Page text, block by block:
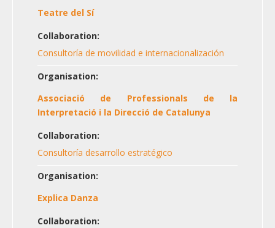
Teatre del Sí
Collaboration:
Consultoría de movilidad e internacionalización
Organisation:
Associació de Professionals de la
Interpretació i la Direcció de Catalunya
Collaboration:
Consultoría desarrollo estratégico
Organisation:
Explica Danza
Collaboration: